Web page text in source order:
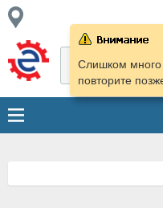
Слишком много
повторите